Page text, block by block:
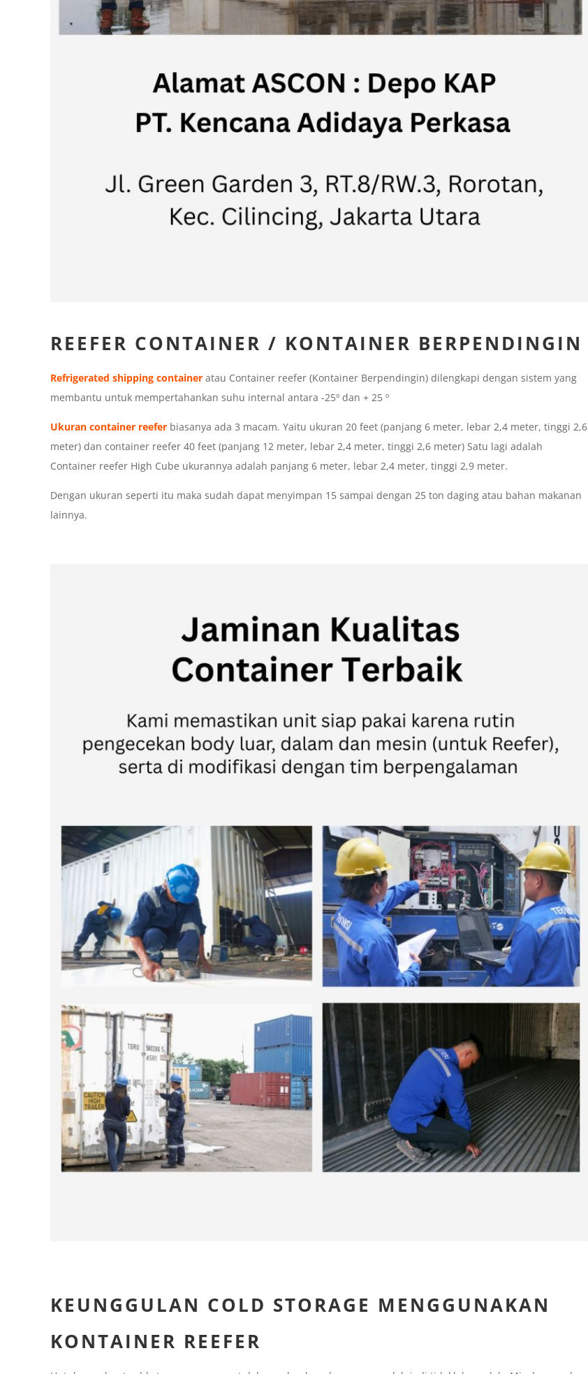
REEFER CONTAINER / KONTAINER BERPENDINGIN
Refrigerated shipping containeratau Container reefer (Kontainer Berpendingin) dilengkapi dengan sistem yang
membantu untuk mempertahankan suhu internal antara -25º dan + 25 º
Ukuran container reeferbiasanya ada 3 macam. Yaitu ukuran 20 feet (panjang 6 meter, lebar 2,4 meter, tinggi 2,6
meter) dan container reefer 40 feet (panjang 12 meter, lebar 2,4 meter, tinggi 2,6 meter) Satu lagi adalah
Container reefer High Cube ukurannya adalah panjang 6 meter, lebar 2,4 meter, tinggi 2,9 meter.
Dengan ukuran seperti itu maka sudah dapat menyimpan 15 sampai dengan 25 ton daging atau bahan makanan
lainnya.
KEUNGGULAN COLD STORAGE MENGGUNAKAN
KONTAINER REEFER